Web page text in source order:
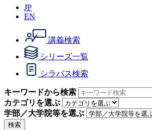
JP
EN
講義検索
シリーズ一覧
シラバス検索
キーワードから検索
カテゴリを選ぶ
学部／大学院等を選ぶ
検索